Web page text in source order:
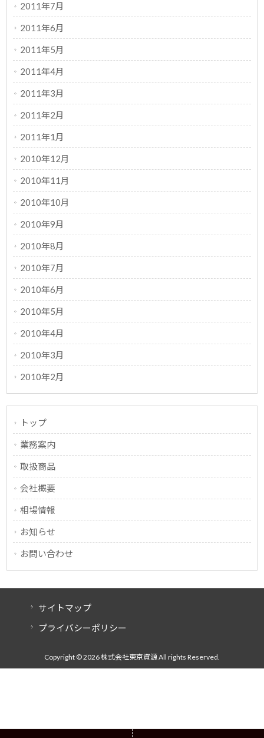
2011年7月
2011年6月
2011年5月
2011年4月
2011年3月
2011年2月
2011年1月
2010年12月
2010年11月
2010年10月
2010年9月
2010年8月
2010年7月
2010年6月
2010年5月
2010年4月
2010年3月
2010年2月
トップ
業務案内
取扱商品
会社概要
相場情報
お知らせ
お問い合わせ
サイトマップ
プライバシーポリシー
Copyright © 2026 株式会社東京資源 All rights Reserved.